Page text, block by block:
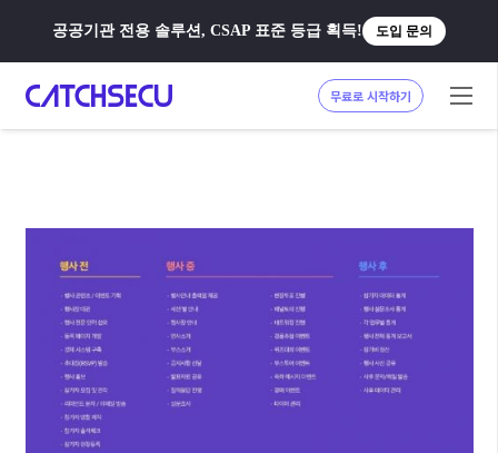
공공기관 전용 솔루션, CSAP 표준 등급 획득! 도입 문의
무료로 시작하기